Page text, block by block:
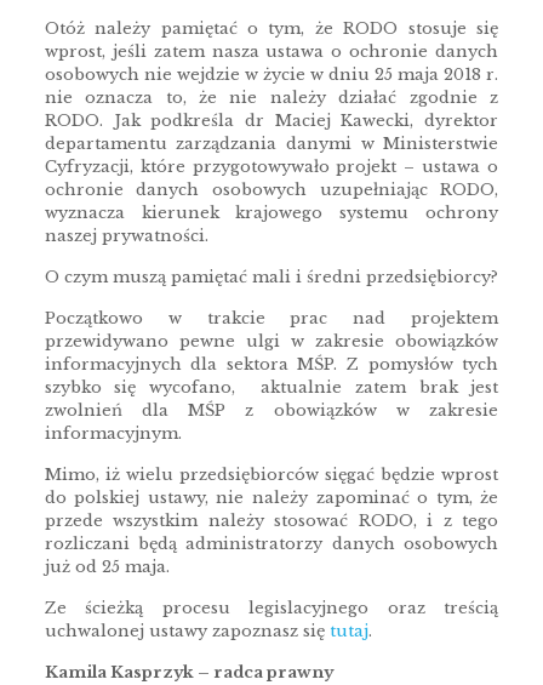
Otóż należy pamiętać o tym, że RODO stosuje się
wprost, jeśli zatem nasza ustawa o ochronie danych
osobowych nie wejdzie w życie w dniu 25 maja 2018 r.
nie oznacza to, że nie należy działać zgodnie z
RODO. Jak podkreśla dr Maciej Kawecki, dyrektor
departamentu zarządzania danymi w Ministerstwie
Cyfryzacji, które przygotowywało projekt – ustawa o
ochronie danych osobowych uzupełniając RODO,
wyznacza kierunek krajowego systemu ochrony
naszej prywatności.
O czym muszą pamiętać mali i średni przedsiębiorcy?
Początkowo w trakcie prac nad projektem
przewidywano pewne ulgi w zakresie obowiązków
informacyjnych dla sektora MŚP. Z pomysłów tych
szybko się wycofano, aktualnie zatem brak jest
zwolnień dla MŚP z obowiązków w zakresie
informacyjnym.
Mimo, iż wielu przedsiębiorców sięgać będzie wprost
do polskiej ustawy, nie należy zapominać o tym, że
przede wszystkim należy stosować RODO, i z tego
rozliczani będą administratorzy danych osobowych
już od 25 maja.
Ze ścieżką procesu legislacyjnego oraz treścią
uchwalonej ustawy zapoznasz się tutaj.
Kamila Kasprzyk – radca prawny